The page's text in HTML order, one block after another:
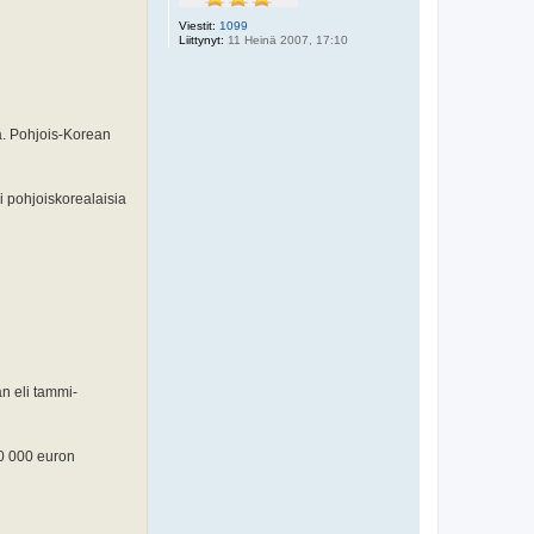
Viestit: 1099
Liittynyt: 11 Heinä 2007, 17:10
Pohjois-Korean
pohjoiskorealaisia
eli tammi-
000 euron